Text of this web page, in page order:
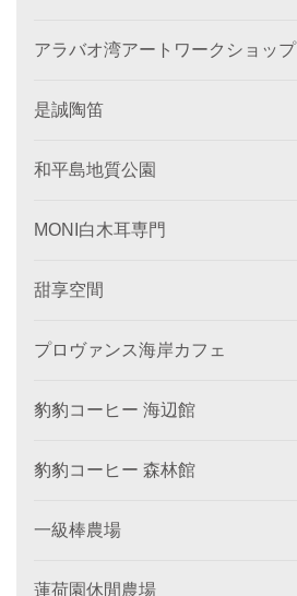
アラバオ湾アートワークショップ
是誠陶笛
和平島地質公園
MONI白木耳専門
甜享空間
プロヴァンス海岸カフェ
豹豹コーヒー 海辺館
豹豹コーヒー 森林館
一級棒農場
蓮荷園休閒農場